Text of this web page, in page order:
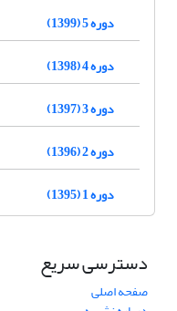
دوره 5 (1399)
دوره 4 (1398)
دوره 3 (1397)
دوره 2 (1396)
دوره 1 (1395)
دسترسی سریع
صفحه اصلی